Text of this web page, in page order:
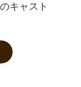
キャスト